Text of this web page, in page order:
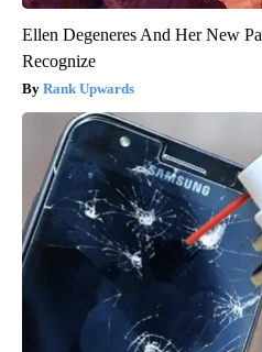
Ellen Degeneres And Her New
Recognize
Rank Upwards